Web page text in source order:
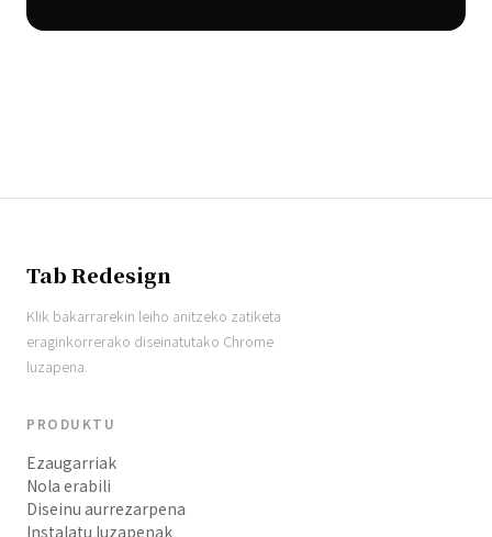
Tab Redesign
Klik bakarrarekin leiho anitzeko zatiketa
eraginkorrerako diseinatutako Chrome
luzapena.
PRODUKTU
Ezaugarriak
Nola erabili
Diseinu aurrezarpena
Instalatu luzapenak